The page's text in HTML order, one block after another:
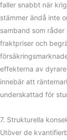
faller snabbt när
stämmer ändå inte
samband som
fraktpriser och
effekterna av
innebär att
underskattad för
7. Strukturella
Utöver de